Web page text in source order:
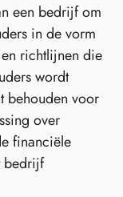
een bedrijf om
in de vorm
richtlijnen die
wordt
behouden voor
over
financiële
bedrijf